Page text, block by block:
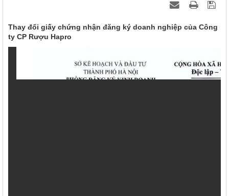
Thay đổi giấy chứng nhận đăng ký doanh nghiệp của Công
ty CP Rượu Hapro